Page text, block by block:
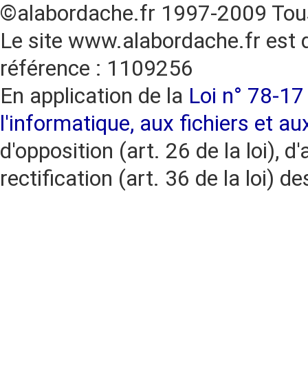
©alabordache.fr 1997-2009
Le site www.alabordache.fr est
référence : 1109256
En application de la Loi n° 78-
l'informatique, aux fichiers et
d'opposition (art. 26 de la loi),
rectification (art. 36 de la loi)